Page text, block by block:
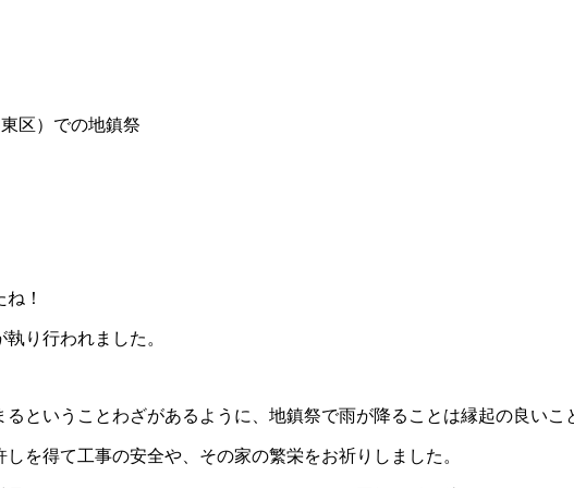
区）での地鎮祭
！
り行われました。
ということわざがあるように、地鎮祭で雨が降ることは縁起の良いこ
を得て工事の安全や、その家の繁栄をお祈りしました。